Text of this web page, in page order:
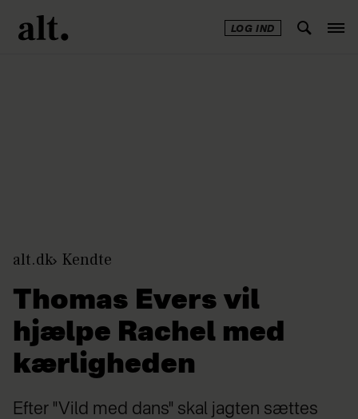
LOG IND
alt.dk Kendte
Thomas Evers vil
hjælpe Rachel med
kærligheden
Efter "Vild med dans" skal jagten sættes